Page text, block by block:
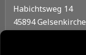
Habichtsweg 14
45894